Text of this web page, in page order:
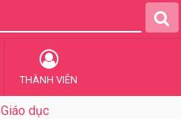
THÀNH VIÊN
Giáo dục